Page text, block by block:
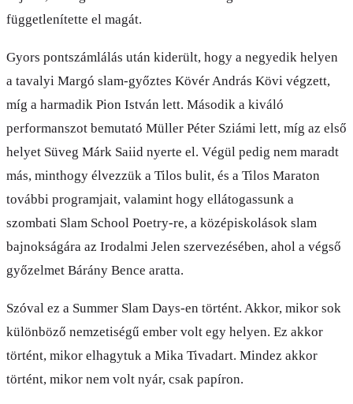
függetlenítette el magát.
Gyors pontszámlálás után kiderült, hogy a negyedik helyen
a tavalyi Margó slam-győztes Kövér András Kövi végzett,
míg a harmadik Pion István lett. Második a kiváló
performanszot bemutató Müller Péter Sziámi lett, míg az első
helyet Süveg Márk Saiid nyerte el. Végül pedig nem maradt
más, minthogy élvezzük a Tilos bulit, és a Tilos Maraton
további programjait, valamint hogy ellátogassunk a
szombati Slam School Poetry-re, a középiskolások slam
bajnokságára az Irodalmi Jelen szervezésében, ahol a végső
győzelmet Bárány Bence aratta.
Szóval ez a Summer Slam Days-en történt. Akkor, mikor sok
különböző nemzetiségű ember volt egy helyen. Ez akkor
történt, mikor elhagytuk a Mika Tivadart. Mindez akkor
történt, mikor nem volt nyár, csak papíron.